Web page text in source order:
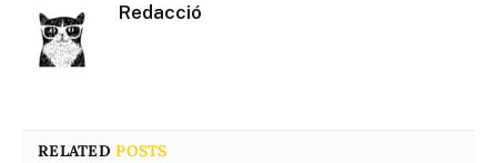
Redacció
RELATEDPOSTS